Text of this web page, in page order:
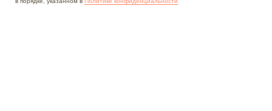
info@mebel-di.ru